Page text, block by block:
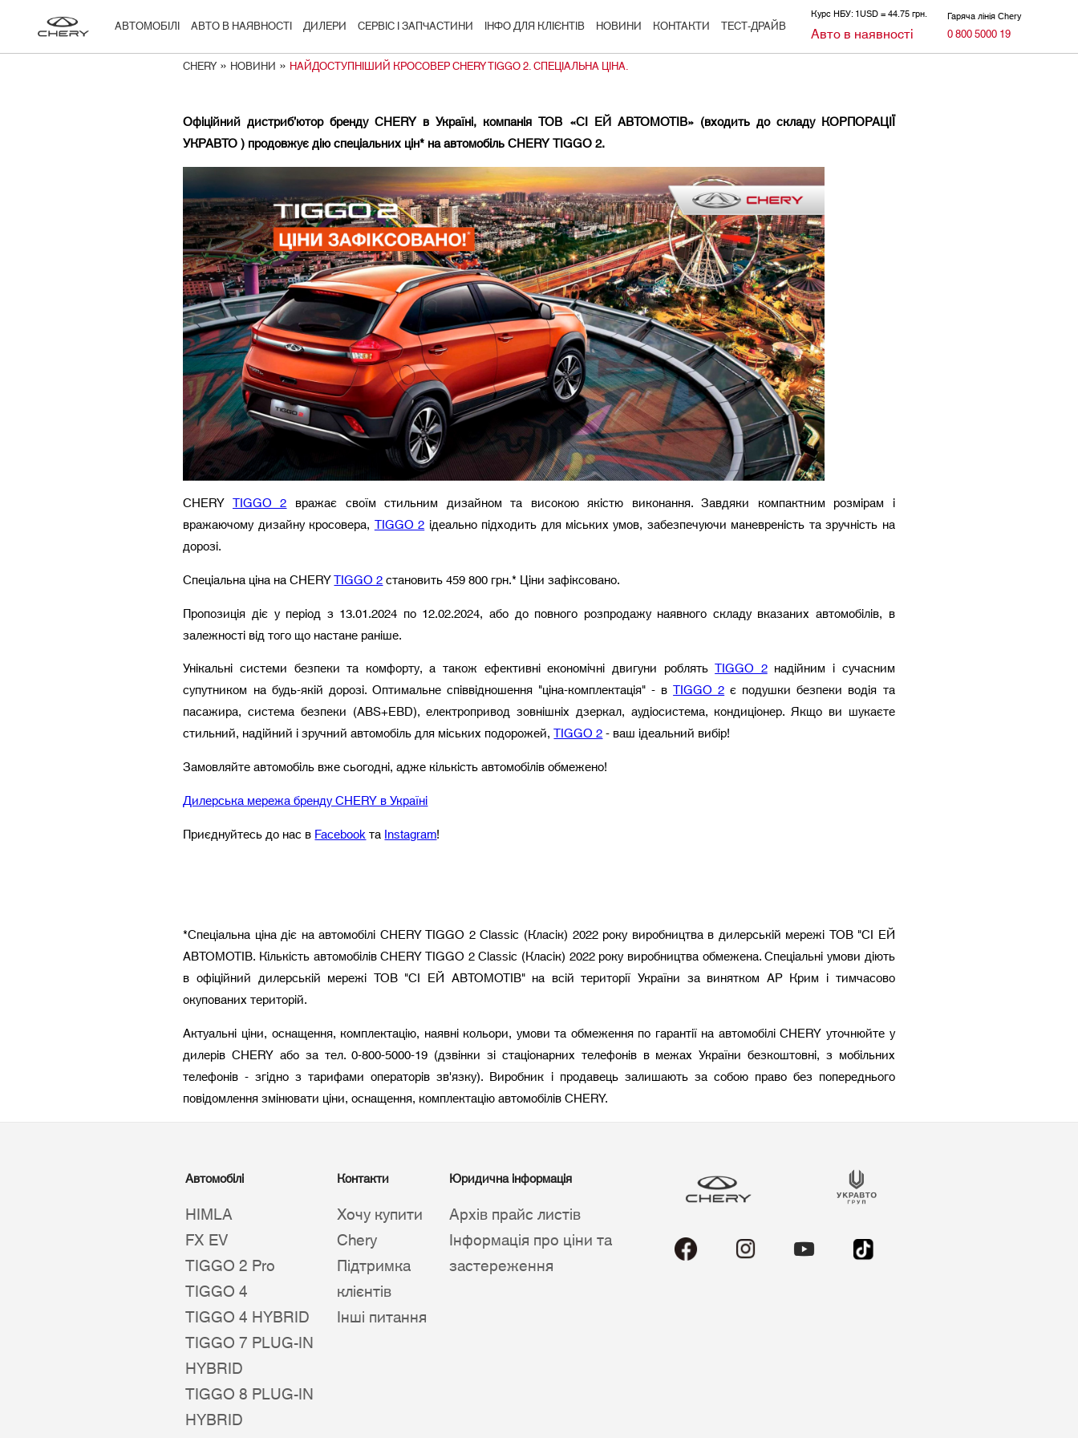
АВТОМОБІЛІ АВТО В НАЯВНОСТІ ДИЛЕРИ СЕРВІС І ЗАПЧАСТИНИ ІНФО ДЛЯ КЛІЄНТІВ НОВИНИ КОНТАКТИ ТЕСТ-ДРАЙВ
Курс НБУ: 1USD = 44.75 грн.
Авто в наявності
Гаряча лінія Chery
0 800 5000 19
CHERY» НОВИНИ » НАЙДОСТУПНІШИЙ КРОСОВЕР CHERY TIGGO 2. СПЕЦІАЛЬНА ЦІНА.
Офіційний дистриб’ютор бренду CHERY в Україні, компанія ТОВ «СІ ЕЙ АВТОМОТІВ» (входить до складу КОРПОРАЦІЇ
УКРАВТО) продовжує дію спеціальних цін* на автомобіль CHERYTIGGO2.
CHERY TIGGO 2вражає своїм стильним дизайном та високою якістю виконання. Завдяки компактним розмірам і
вражаючому дизайну кросовера,TIGGO 2ідеально підходить для міських умов, забезпечуючи маневреність та зручність на
дорозі.
Спеціальна ціна на CHERYTIGGO 2становить 459 800 грн.* Ціни зафіксовано.
Пропозиція діє у період з 13.01.2024 по 12.02.2024, або до повного розпродажу наявного складу вказаних автомобілів, в
залежності від того що настане раніше.
Унікальні системи безпеки та комфорту, а також ефективні економічні двигуни роблятьTIGGO 2надійним і сучасним
супутником на будь-якій дорозі. Оптимальне співвідношення "ціна-комплектація" - вTIGGO 2є подушки безпеки водія та
пасажира, система безпеки (ABS+EBD), електропривод зовнішніх дзеркал, аудіосистема, кондиціонер. Якщо ви шукаєте
стильний, надійний і зручний автомобіль для міських подорожей,TIGGO 2- ваш ідеальний вибір!
Замовляйте автомобіль вже сьогодні, адже кількість автомобілів обмежено!
Дилерська мережа бренду CHERY в Україні
Приєднуйтесь до нас вFacebookтаInstagram!
*Спеціальна ціна діє на автомобілі CHERY TIGGO 2 Classic (Класік) 2022 року виробництва в дилерській мережі ТОВ "СІ ЕЙ
АВТОМОТІВ. Кількість автомобілів CHERY TIGGO 2 Classic (Класік) 2022 року виробництва обмежена. Спеціальні умови діють
в офіційний дилерській мережі ТОВ "СІ ЕЙ АВТОМОТІВ" на всій території України за винятком АР Крим і тимчасово
окупованих територій.
Актуальні ціни, оснащення, комплектацію, наявні кольори, умови та обмеження по гарантії на автомобілі CHERY уточнюйте у
дилерів CHERY або за тел. 0-800-5000-19 (дзвінки зі стаціонарних телефонів в межах України безкоштовні, з мобільних
телефонів - згідно з тарифами операторів зв'язку). Виробник і продавець залишають за собою право без попереднього
повідомлення змінювати ціни, оснащення, комплектацію автомобілів CHERY.
Автомобілі
HIMLA
FX EV
TIGGO 2 Pro
TIGGO 4
TIGGO 4 HYBRID
TIGGO 7 PLUG-IN
HYBRID
TIGGO 8 PLUG-IN
HYBRID
Контакти
Хочу купити
Chery
Підтримка
клієнтів
Інші питання
Юридична інформація
Архів прайс листів
Інформація про ціни та
застереження